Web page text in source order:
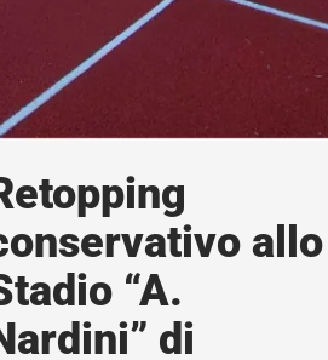
allo
“A.
di